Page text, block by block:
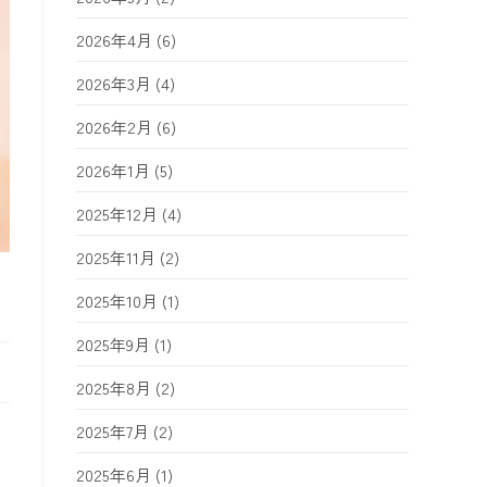
2026年4月 (6)
2026年3月 (4)
2026年2月 (6)
2026年1月 (5)
2025年12月 (4)
2025年11月 (2)
2025年10月 (1)
2025年9月 (1)
2025年8月 (2)
2025年7月 (2)
2025年6月 (1)